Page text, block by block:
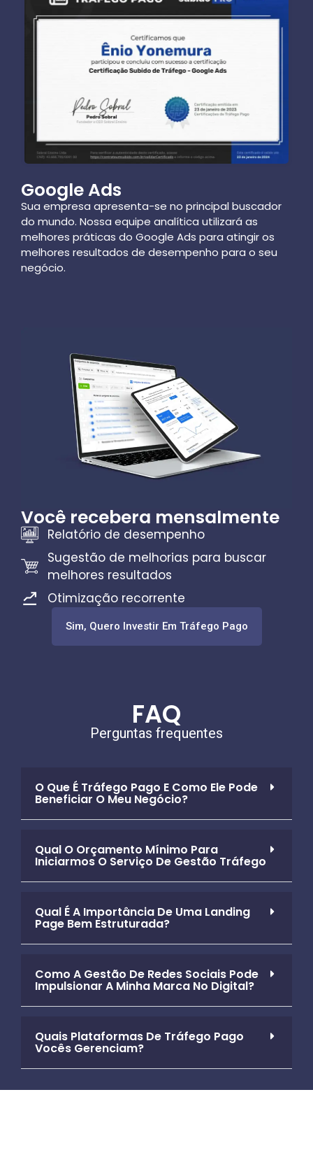
Google Ads
Sua empresa apresenta-se no principal buscador
do mundo. Nossa equipe analítica utilizará as
melhores práticas do Google Ads para atingir os
melhores resultados de desempenho para o seu
negócio.
Você recebera mensalmente
Relatório de desempenho
Sugestão de melhorias para buscar
melhores resultados
Otimização recorrente
Sim, Quero Investir Em Tráfego Pago
FAQ
Perguntas frequentes
O Que É Tráfego Pago E Como Ele Pode
Beneficiar O Meu Negócio?
Qual O Orçamento Mínimo Para
Iniciarmos O Serviço De Gestão Tráfego
Qual É A Importância De Uma Landing
Page Bem Estruturada?
Como A Gestão De Redes Sociais Pode
Impulsionar A Minha Marca No Digital?
Quais Plataformas De Tráfego Pago
Vocês Gerenciam?